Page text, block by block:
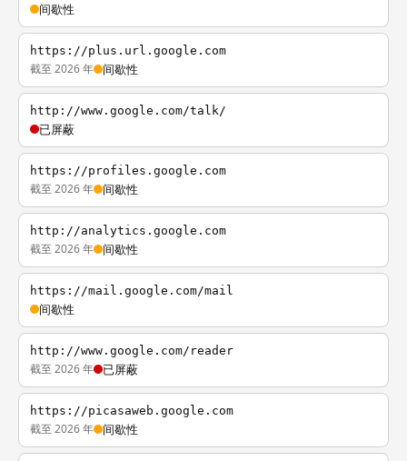
间歇性
https://plus.url.google.com
截至 2026 年 间歇性
http://www.google.com/talk/
已屏蔽
https://profiles.google.com
截至 2026 年 间歇性
http://analytics.google.com
截至 2026 年 间歇性
https://mail.google.com/mail
间歇性
http://www.google.com/reader
截至 2026 年 已屏蔽
https://picasaweb.google.com
截至 2026 年 间歇性